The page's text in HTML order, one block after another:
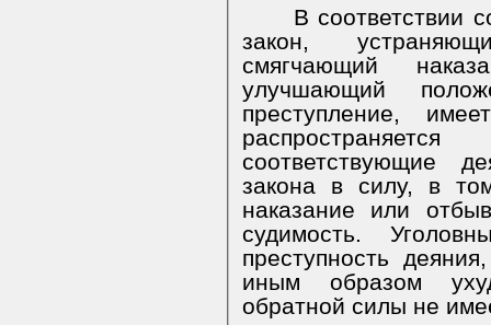
В соответствии
закон,
смягчающий
улучшающий
преступление,
соответствующие
закона в силу, в
наказание или
судимость.
преступность
иным образом
обратной силы не